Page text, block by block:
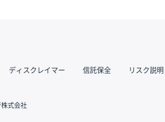
ディスクレイマー 信託保全 リスク説明
株式会社